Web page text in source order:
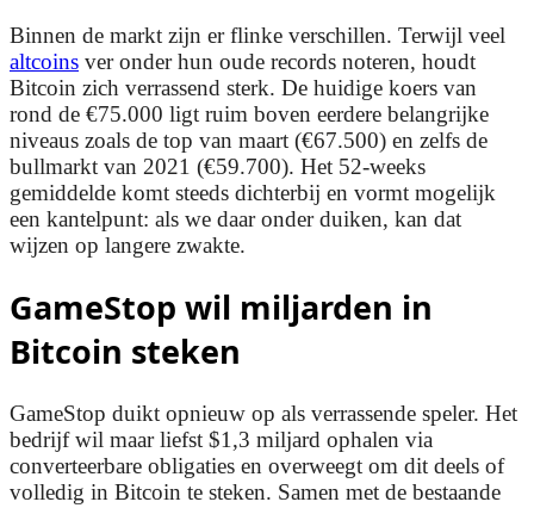
Binnen de markt zijn er flinke verschillen. Terwijl veel
altcoins ver onder hun oude records noteren, houdt
Bitcoin zich verrassend sterk. De huidige koers van
rond de €75.000 ligt ruim boven eerdere belangrijke
niveaus zoals de top van maart (€67.500) en zelfs de
bullmarkt van 2021 (€59.700). Het 52-weeks
gemiddelde komt steeds dichterbij en vormt mogelijk
een kantelpunt: als we daar onder duiken, kan dat
wijzen op langere zwakte.
GameStop wil miljarden in
Bitcoin steken
GameStop duikt opnieuw op als verrassende speler. Het
bedrijf wil maar liefst $1,3 miljard ophalen via
converteerbare obligaties en overweegt om dit deels of
volledig in Bitcoin te steken. Samen met de bestaande